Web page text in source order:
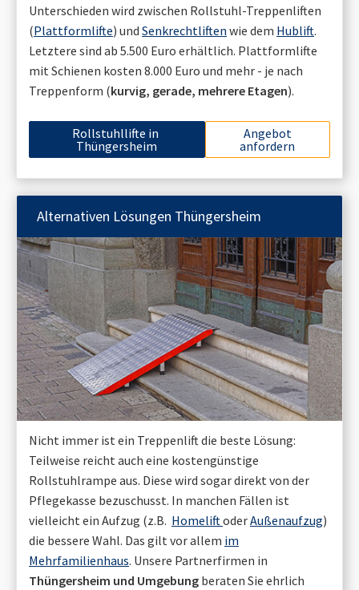
Unterschieden wird zwischen Rollstuhl-Treppenliften
(Plattformlifte) und Senkrechtliften wie dem Hublift.
Letztere sind ab 5.500 Euro erhältlich. Plattformlifte
mit Schienen kosten 8.000 Euro und mehr - je nach
Treppenform (kurvig, gerade, mehrere Etagen).
Rollstuhllifte in
Thüngersheim
Angebot
anfordern
Alternativen Lösungen Thüngersheim
Nicht immer ist ein Treppenlift die beste Lösung:
Teilweise reicht auch eine kostengünstige
Rollstuhlrampe aus. Diese wird sogar direkt von der
Pflegekasse bezuschusst. In manchen Fällen ist
vielleicht ein Aufzug (z.B. HomeliftoderAußenaufzug)
die bessere Wahl. Das gilt vor allem im
Mehrfamilienhaus. Unsere Partnerfirmen in
Thüngersheim und Umgebung beraten Sie ehrlich